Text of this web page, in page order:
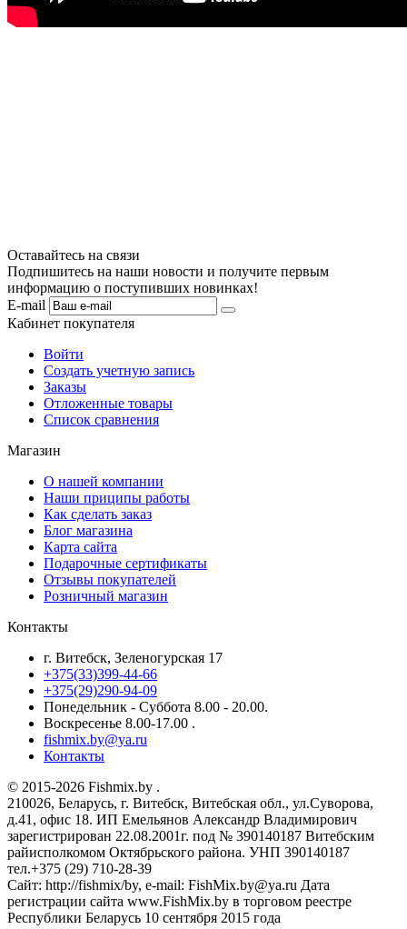
Оставайтесь на связи
Подпишитесь на наши новости и получите первым
информацию о поступивших новинках!
E-mail
Кабинет покупателя
Войти
Создать учетную запись
Заказы
Отложенные товары
Список сравнения
Магазин
О нашей компании
Наши приципы работы
Как сделать заказ
Блог магазина
Карта сайта
Подарочные сертификаты
Отзывы покупателей
Розничный магазин
Контакты
г. Витебск, Зеленогурская 17
+375(33)399-44-66
+375(29)290-94-09
Понедельник - Суббота 8.00 - 20.00.
Воскресенье 8.00-17.00 .
fishmix.by@ya.ru
Контакты
© 2015-2026 Fishmix.by .
210026, Беларусь, г. Витебск, Витебская обл., ул.Суворова,
д.41, офис 18. ИП Емельянов Александр Владимирович
зарегистрирован 22.08.2001г. под № 390140187 Витебским
райисполкомом Октябрьского района. УНП 390140187
тел.+375 (29) 710-28-39
Сайт: http://fishmix/by, e-mail: FishMix.by@ya.ru Дата
регистрации сайта www.FishMix.by в торговом реестре
Республики Беларусь 10 сентября 2015 года